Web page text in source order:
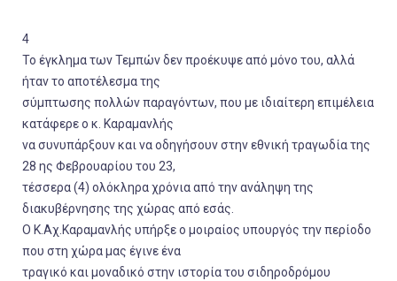
4
Το έγκλημα των Τεμπών δεν προέκυψε από μόνο του, αλλά
ήταν το αποτέλεσμα της
σύμπτωσης πολλών παραγόντων, που με ιδιαίτερη επιμέλεια
κατάφερε ο κ. Καραμανλής
να συνυπάρξουν και να οδηγήσουν στην εθνική τραγωδία της
28 ης Φεβρουαρίου του 23,
τέσσερα (4) ολόκληρα χρόνια από την ανάληψη της
διακυβέρνησης της χώρας από εσάς.
Ο Κ.Αχ.Καραμανλής υπήρξε ο μοιραίος υπουργός την περίοδο
που στη χώρα μας έγινε ένα
τραγικό και μοναδικό στην ιστορία του σιδηροδρόμου